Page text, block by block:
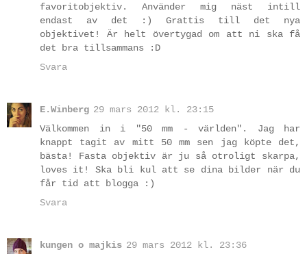
favoritobjektiv. Använder mig näst intill
endast av det :) Grattis till det nya
objektivet! Är helt övertygad om att ni ska få
det bra tillsammans :D
Svara
E.Winberg 29 mars 2012 kl. 23:15
Välkommen in i "50 mm - världen". Jag har
knappt tagit av mitt 50 mm sen jag köpte det,
bästa! Fasta objektiv är ju så otroligt skarpa,
loves it! Ska bli kul att se dina bilder när du
får tid att blogga :)
Svara
kungen o majkis 29 mars 2012 kl. 23:36